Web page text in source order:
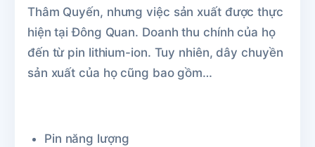
Thâm Quyến, nhưng việc sản xuất được thực
hiện tại Đông Quan. Doanh thu chính của họ
đến từ pin lithium-ion. Tuy nhiên, dây chuyền
sản xuất của họ cũng bao gồm…
Pin năng lượng